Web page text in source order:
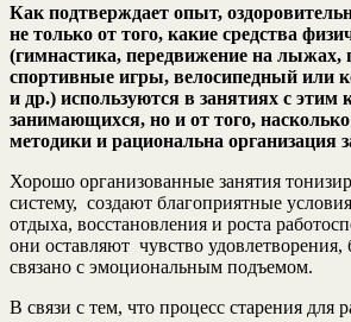
Как подтверждает опыт,
не только от того, какие средства
(гимнастика, передвижение на лыжах,
спортивные игры, велосипедный или
и др.) используются в занятиях с этим
занимающихся, но и от того,
методики и рациональна организация
Хорошо организованные занятия
систему, создают благоприятные
отдыха, восстановления и роста
они оставляют чувство удовлетворения,
связано с эмоциональным подъемом.
В связи с тем, что процесс старения для